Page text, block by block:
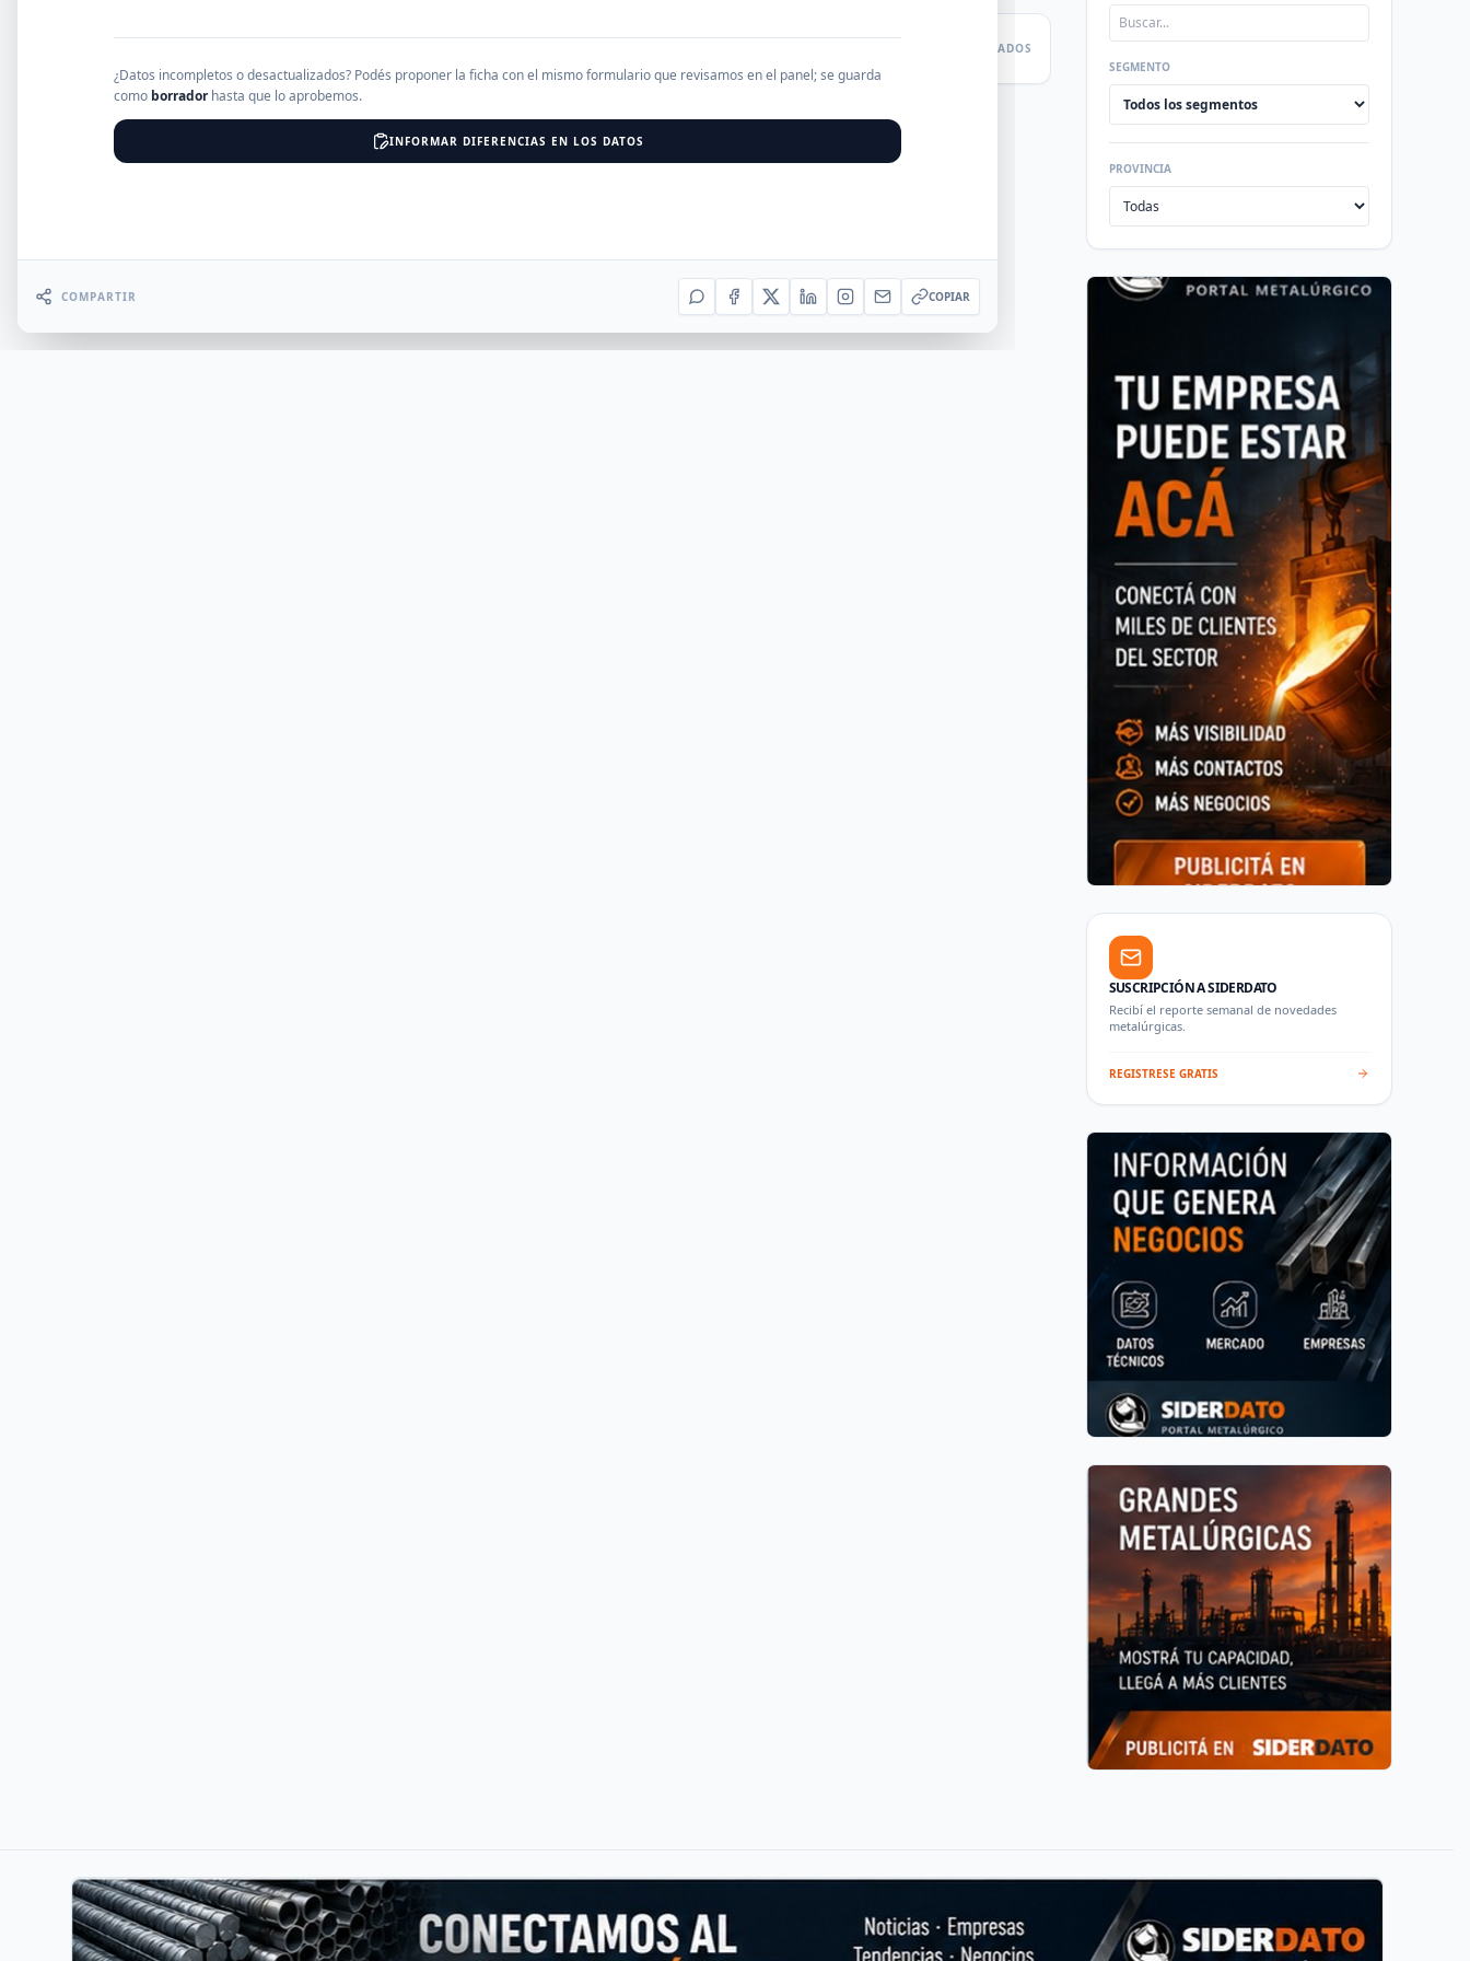
EMPRESAS RESULTADOS
Error al cargar empresas.
SEGMENTO
PROVINCIA
SUSCRIPCIÓN A SIDERDATO
Recibí el reporte semanal de novedades
metalúrgicas.
REGISTRESE GRATIS
¿Datos incompletos o desactualizados? Podés proponer la ficha con el mismo formulario que revisamos en el panel; se guarda
como borradorhasta que lo aprobemos.
INFORMAR DIFERENCIAS EN LOS DATOS
COMPARTIR COPIAR